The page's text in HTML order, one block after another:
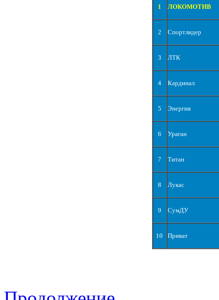
1 ЛОКОМОТИВ
2 Спортлидер
3 ЛТК
4 Кардинал
5 Энергия
6 Ураган
7 Титан
8 Лукас
9 СумДУ
10 Приват